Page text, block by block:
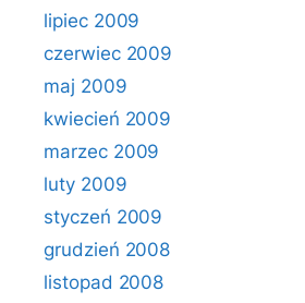
lipiec 2009
czerwiec 2009
maj 2009
kwiecień 2009
marzec 2009
luty 2009
styczeń 2009
grudzień 2008
listopad 2008